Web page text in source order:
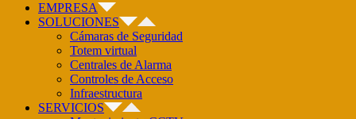
EMPRESA
SOLUCIONES
Cámaras de Seguridad
Totem virtual
Centrales de Alarma
Controles de Acceso
Infraestructura
SERVICIOS